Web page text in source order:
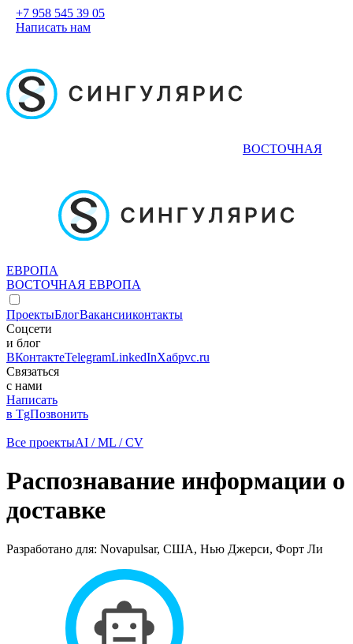
+7 958 545 39 05
Написать нам
ВОСТОЧНАЯ
ЕВРОПА
ВОСТОЧНАЯ ЕВРОПА
ПроектыБлогВакансииконтакты
Соцсети
и блог
ВКонтактеTelegramLinkedInХабрvc.ru
Связаться
с нами
Написать
в TgПозвонить
Все проектыAI / ML / CV
Распознавание информации о
доставке
Разработано для: Novapulsar, США, Нью Джерси, Форт Ли